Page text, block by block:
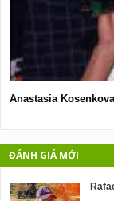
Anastasia Kosenkova
ĐÁNH GIÁ MỚI